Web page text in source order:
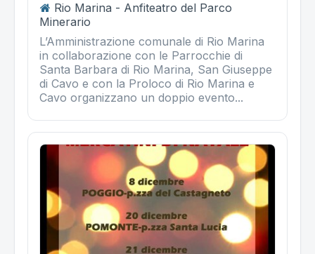
Rio Marina - Anfiteatro del Parco
Minerario
L’Amministrazione comunale di Rio Marina
in collaborazione con le Parrocchie di
Santa Barbara di Rio Marina, San Giuseppe
di Cavo e con la Proloco di Rio Marina e
Cavo organizzano un doppio evento...